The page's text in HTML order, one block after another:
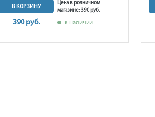
В КОРЗИНУ
390 руб.
Цена в розничном
магазине: 390 руб.
в наличии